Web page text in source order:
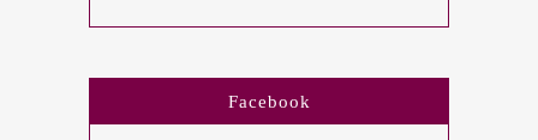
Facebook